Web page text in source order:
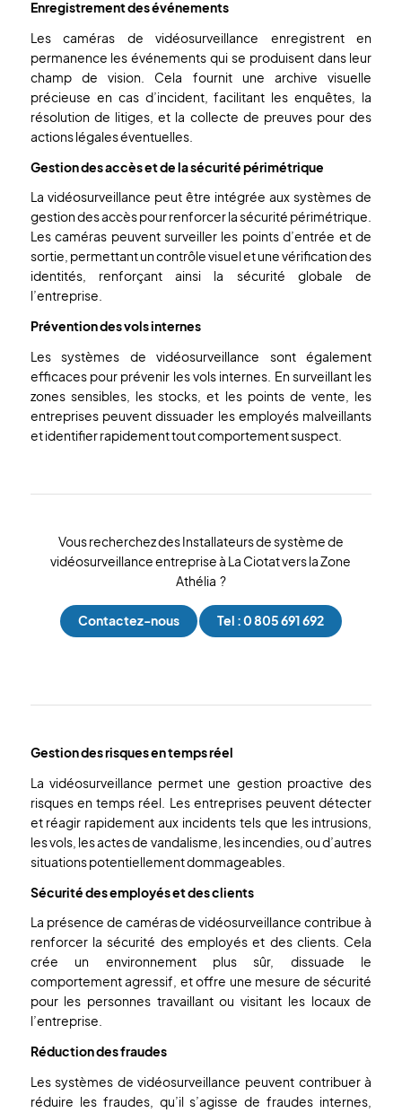
Enregistrement des événements
Les caméras de vidéosurveillance enregistrent en
permanence les événements qui se produisent dans leur
champ de vision. Cela fournit une archive visuelle
précieuse en cas d’incident, facilitant les enquêtes, la
résolution de litiges, et la collecte de preuves pour des
actions légales éventuelles.
Gestion des accès et de la sécurité périmétrique
La vidéosurveillance peut être intégrée aux systèmes de
gestion des accès pour renforcer la sécurité périmétrique.
Les caméras peuvent surveiller les points d’entrée et de
sortie, permettant un contrôle visuel et une vérification des
identités, renforçant ainsi la sécurité globale de
l’entreprise.
Prévention des vols internes
Les systèmes de vidéosurveillance sont également
efficaces pour prévenir les vols internes. En surveillant les
zones sensibles, les stocks, et les points de vente, les
entreprises peuvent dissuader les employés malveillants
et identifier rapidement tout comportement suspect.
Vous recherchez des Installateurs de système de
vidéosurveillance entreprise à La Ciotat vers la Zone
Athélia ?
Contactez-nous Tel : 0 805 691 692
Gestion des risques en temps réel
La vidéosurveillance permet une gestion proactive des
risques en temps réel. Les entreprises peuvent détecter
et réagir rapidement aux incidents tels que les intrusions,
les vols, les actes de vandalisme, les incendies, ou d’autres
situations potentiellement dommageables.
Sécurité des employés et des clients
La présence de caméras de vidéosurveillance contribue à
renforcer la sécurité des employés et des clients. Cela
crée un environnement plus sûr, dissuade le
comportement agressif, et offre une mesure de sécurité
pour les personnes travaillant ou visitant les locaux de
l’entreprise.
Réduction des fraudes
Les systèmes de vidéosurveillance peuvent contribuer à
réduire les fraudes, qu’il s’agisse de fraudes internes,